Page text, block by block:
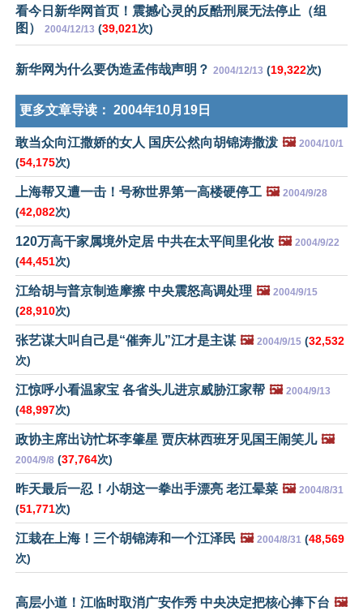
看今日新华网首页！震撼心灵的反酷刑展无法停止（组
图）
2004/12/13 (39,021次)
新华网为什么要伪造孟伟哉声明？ 2004/12/13 (19,322次)
更多文章导读： 2004年10月19日
敢当众向江撒娇的女人 国庆公然向胡锦涛撒泼 🖼️ 2004/10/1
(54,175次)
上海帮又遭一击！号称世界第一高楼硬停工 🖼️ 2004/9/28
(42,082次)
120万高干家属境外定居 中共在太平间里化妆 🖼️ 2004/9/22
(44,451次)
江给胡与普京制造摩擦 中央震怒高调处理 🖼️ 2004/9/15
(28,910次)
张艺谋大叫自己是“催奔儿”江才是主谋 🖼️ 2004/9/15 (32,532
次)
江惊呼小看温家宝 各省头儿进京威胁江家帮 🖼️ 2004/9/13
(48,997次)
政协主席出访忙坏李肇星 贾庆林西班牙见国王闹笑儿 🖼️
2004/9/8 (37,764次)
昨天最后一忍！小胡这一拳出手漂亮 老江晕菜 🖼️ 2004/8/31
(51,771次)
江栽在上海！三个胡锦涛和一个江泽民 🖼️ 2004/8/31 (48,569
次)
高层小道！江临时取消广安作秀 中央决定把核心捧下台 🖼️